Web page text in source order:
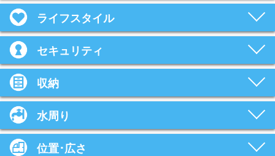
ライフスタイル
セキュリティ
収納
水周り
位置･広さ